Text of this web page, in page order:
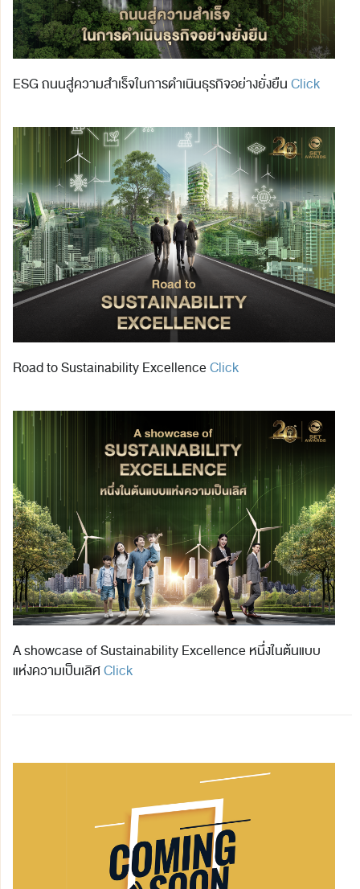
ESG ถนนสู่ความสำเร็จในการดำเนินธุรกิจอย่างยั่งยืนClick
Road to Sustainability ExcellenceClick
A showcase of Sustainability Excellence หนึ่งในต้นแบบ
แห่งความเป็นเลิศClick